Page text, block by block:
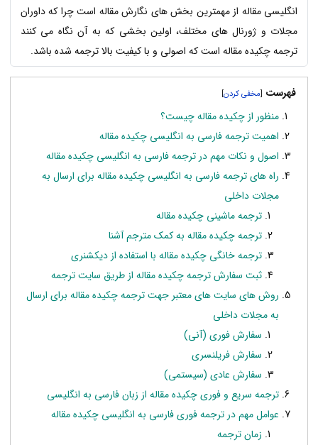
انگلیسی مقاله از مهمترین بخش های نگارش مقاله است چرا که داوران
مجلات و ژورنال های مختلف، اولین بخشی که به آن نگاه می کنند
ترجمه چکیده مقاله است که اصولی و با کیفیت بالا ترجمه شده باشد.
فهرست [
]
منظور از چکیده مقاله چیست؟
اهمیت ترجمه فارسی به انگلیسی چکیده مقاله
اصول و نکات مهم در ترجمه فارسی به انگلیسی چکیده مقاله
راه های ترجمه فارسی به انگلیسی چکیده مقاله برای ارسال به
مجلات داخلی
ترجمه ماشینی چکیده مقاله
ترجمه چکیده مقاله به کمک مترجم آشنا
ترجمه خانگی چکیده مقاله با استفاده از دیکشنری
ثبت سفارش ترجمه چکیده مقاله از طریق سایت ترجمه
روش های سایت های معتبر جهت ترجمه چکیده مقاله برای ارسال
به مجلات داخلی
سفارش فوری (آنی)
سفارش فریلنسری
سفارش عادی (سیستمی)
ترجمه سریع و فوری چکیده مقاله از زبان فارسی به انگلیسی
عوامل مهم در ترجمه فوری فارسی به انگلیسی چکیده مقاله
زمان ترجمه